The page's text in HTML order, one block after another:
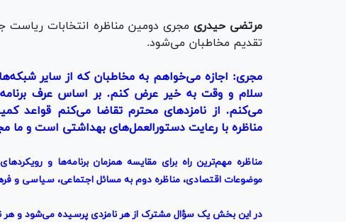
مرتضی حیدریمجری دومین مناظره انتخابات ریاست
تقدیم مخاطبان می‌شود.
مجری: اجازه می‌خواهم به مخاطبان که از سایر
سلام و وقت به خیر عرض کنم. بر اساس عرف
می‌کنم. از نامزدهایمحترم تقاضا می‌کنم قواعد
مناظره با رعایت دستورالعمل‌های بهداشتی است و ما
مناظره مهم‌ترینراه برای مقایسه همزمان برنامه‌ها و رویکردهای
موضوعات اقتصادی، مناظره دوم به مسائل اجتماعی، سیاسی و
در این بخش یک سؤال مشترک از هر نامزدی پرسیده می‌شود و